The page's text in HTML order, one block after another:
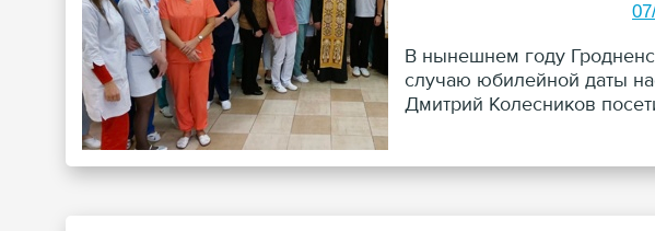
В нынешнем году
случаю юбилейной даты
Дмитрий Колесников